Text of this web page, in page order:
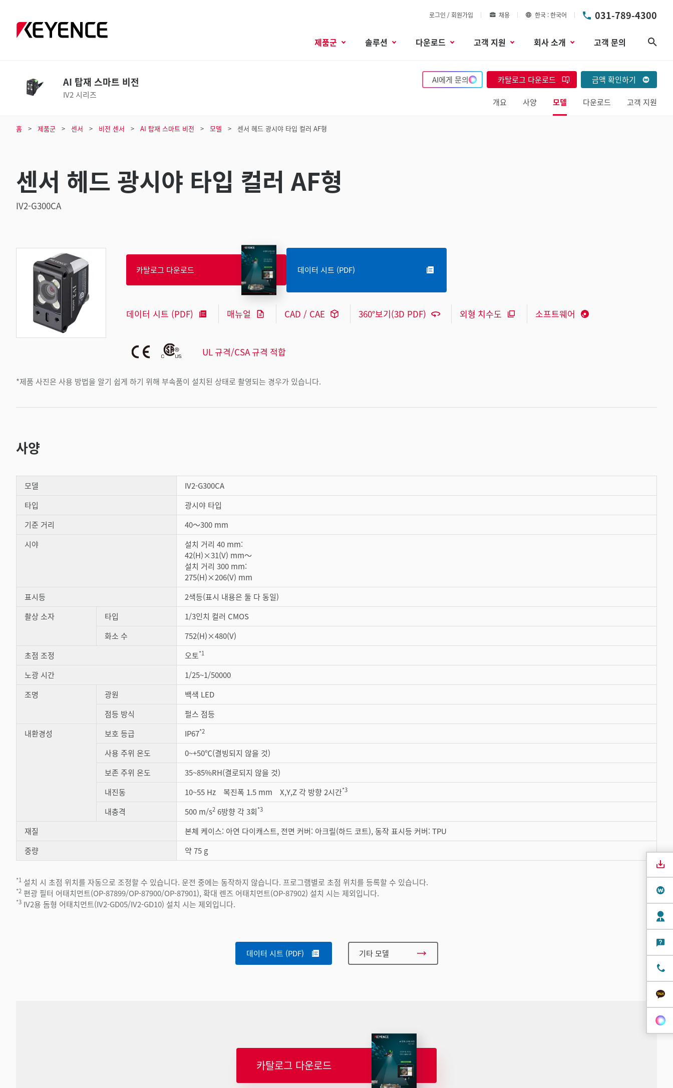
로그인 / 회원가입 채용 한국 한국어 031-789-4300
제품군 솔루션 다운로드 고객 지원 회사 소개 고객 문의
AI 탑재 스마트 비전
IV2 시리즈
AI에게 문의 카탈로그 다운로드 금액 확인하기
개요 사양 모델 다운로드 고객 지원
홈 제품군 센서 비전 센서 AI 탑재 스마트 비전 모델 센서 헤드 광시야 타입 컬러 AF형
센서 헤드 광시야 타입 컬러 AF형
IV2-G300CA
*제품 사진은 사용 방법을 알기 쉽게 하기 위해 부속품이 설치된 상태로 촬영되는 경우가 있습니다.
카탈로그 다운로드 데이터 시트 (PDF)
데이터 시트 (PDF) 매뉴얼 CAD / CAE 360°보기(3D PDF) 외형 치수도 소프트웨어
UL 규격/CSA 규격 적합
사양
모델
IV2-G300CA
타입
광시야 타입
기준 거리
40～300 mm
시야
설치 거리 40 mm:
42(H)×31(V) mm〜
설치 거리 300 mm:
275(H)×206(V) mm
표시등
2색등(표시 내용은 둘 다 동일)
촬상 소자
타입
1/3인치 컬러 CMOS
화소 수
752(H)×480(V)
초점 조정
오토*1
노광 시간
1/25~1/50000
조명
광원
백색 LED
점등 방식
펄스 점등
내환경성
보호 등급 IP67*2
사용 주위 온도
0~+50℃(결빙되지 않을 것)
보존 주위 온도
35~85%RH(결로되지 않을 것)
내진동
10~55 Hz 복진폭 1.5 mm X,Y,Z 각 방향 2시간*3
내충격 500 m/s2 6방향 각 3회*3
재질
본체 케이스: 아연 다이캐스트, 전면 커버: 아크릴(하드 코트), 동작 표시등 커버: TPU
중량
약 75 g
*1 설치 시 초점 위치를 자동으로 조정할 수 있습니다. 운전 중에는 동작하지 않습니다. 프로그램별로 초점 위치를 등록할 수 있습니다.
*2 편광 필터 어태치먼트(OP-87899/OP-87900/OP-87901), 확대 렌즈 어태치먼트(OP-87902) 설치 시는 제외입니다.
*3 IV2용 돔형 어태치먼트(IV2-GD05/IV2-GD10) 설치 시는 제외입니다.
데이터 시트 (PDF) 기타 모델
카탈로그 다운로드